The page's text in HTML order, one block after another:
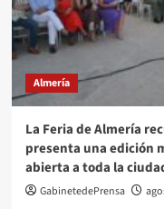
Almería
La Feria de Almería
presenta una edición
abierta a toda la
GabinetedePrensa